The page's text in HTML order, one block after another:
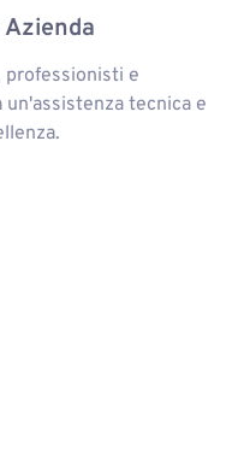
professionisti e
tecnica e